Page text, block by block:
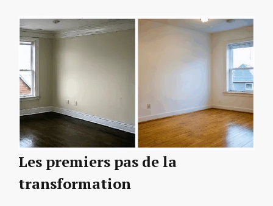
Les premiers pas de la
transformation